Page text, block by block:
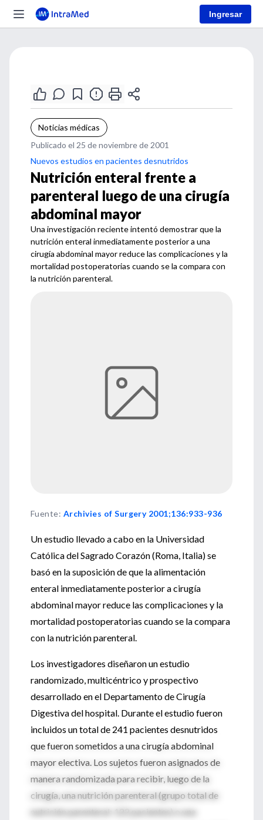
Ingresar
Noticias médicas
Publicado el 25 de noviembre de 2001
Nuevos estudios en pacientes desnutridos
Nutrición enteral frente a
parenteral luego de una cirugía
abdominal mayor
Una investigación reciente intentó demostrar que la
nutrición enteral inmediatamente posterior a una
cirugía abdominal mayor reduce las complicaciones y la
mortalidad postoperatorias cuando se la compara con
la nutrición parenteral.
Fuente: Archivies of Surgery 2001;136:933-936
Un estudio llevado a cabo en la Universidad
Católica del Sagrado Corazón (Roma, Italia) se
basó en la suposición de que la alimentación
enteral inmediatamente posterior a cirugía
abdominal mayor reduce las complicaciones y la
mortalidad postoperatorias cuando se la compara
con la nutrición parenteral.
Los investigadores diseñaron un estudio
randomizado, multicéntrico y prospectivo
desarrollado en el Departamento de Cirugía
Digestiva del hospital. Durante el estudio fueron
incluidos un total de 241 pacientes desnutridos
que fueron sometidos a una cirugía abdominal
mayor electiva. Los sujetos fueron asignados de
manera randomizada para recibir, luego de la
cirugía, una nutrición parenteral (grupo total de
nutrición parenteral: 122 pacientes) o una